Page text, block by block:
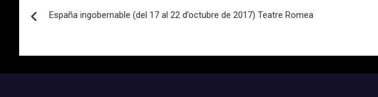
de
entradas
España ingobernable (del 17 al 22 d’octubre de 2017) Teatre Romea